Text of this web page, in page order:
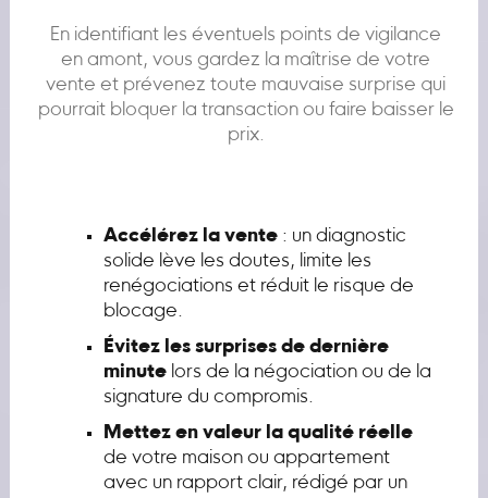
En identifiant les éventuels points de vigilance
en amont, vous gardez la maîtrise de votre
vente et prévenez toute mauvaise surprise qui
pourrait bloquer la transaction ou faire baisser le
prix.
Accélérez la vente: un diagnostic
solide lève les doutes, limite les
renégociations et réduit le risque de
blocage.
Évitez les surprises de dernière
minutelors de la négociation ou de la
signature du compromis.
Mettez en valeur la qualité réelle
de votre maison ou appartement
avec un rapport clair, rédigé par un